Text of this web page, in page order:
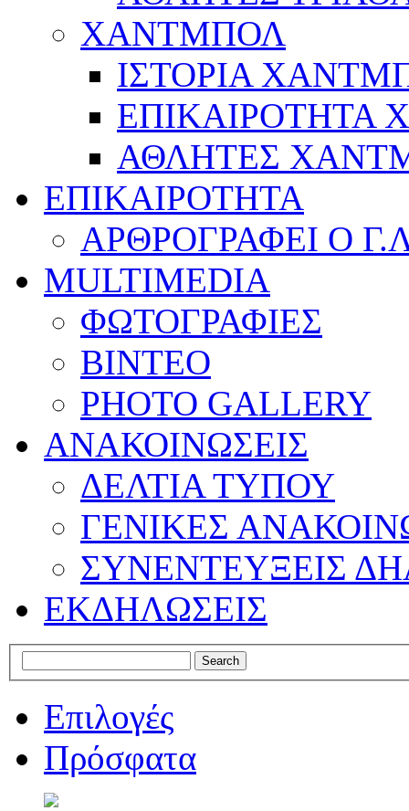
ΧΑΝΤΜΠΟΛ
ΙΣΤΟΡΙΑ
ΕΠΙΚΑΙΡΟΤΗΤΑ
ΑΘΛΗΤΕΣ
ΕΠΙΚΑΙΡΟΤΗΤΑ
ΑΡΘΡΟΓΡΑΦΕΙ Ο
MULTIMEDIA
ΦΩΤΟΓΡΑΦΙΕΣ
ΒΙΝΤΕΟ
PHOTO GALLERY
ΑΝΑΚΟΙΝΩΣΕΙΣ
ΔΕΛΤΙΑ ΤΥΠΟΥ
ΓΕΝΙΚΕΣ
ΣΥΝΕΝΤΕΥΞΕΙΣ
ΕΚΔΗΛΩΣΕΙΣ
Επιλογές
Πρόσφατα